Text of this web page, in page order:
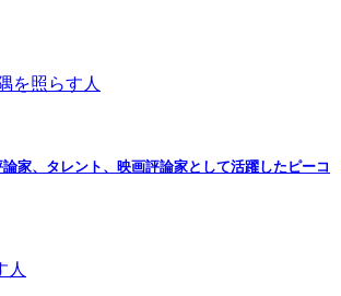
を照らす人
家、タレント、映画評論家として活躍したピーコ
人